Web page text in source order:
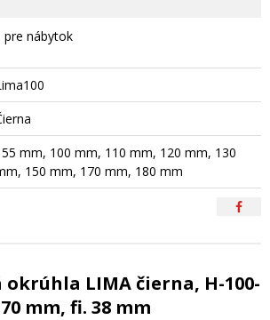
pre nábytok
mm, 100 mm, 110 mm, 120 mm, 130
150 mm, 170 mm, 180 mm
okrúhla LIMA čierna, H-100-
mm, fi. 38 mm